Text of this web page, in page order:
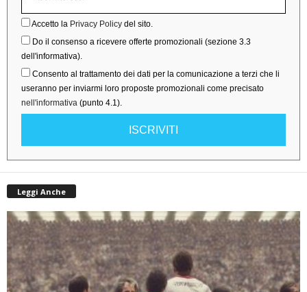
Accetto la Privacy Policy del sito.
Do il consenso a ricevere offerte promozionali (sezione 3.3
dell'informativa).
Consento al trattamento dei dati per la comunicazione a terzi che li
useranno per inviarmi loro proposte promozionali come precisato
nell'informativa (punto 4.1).
ISCRIVITI
Leggi Anche